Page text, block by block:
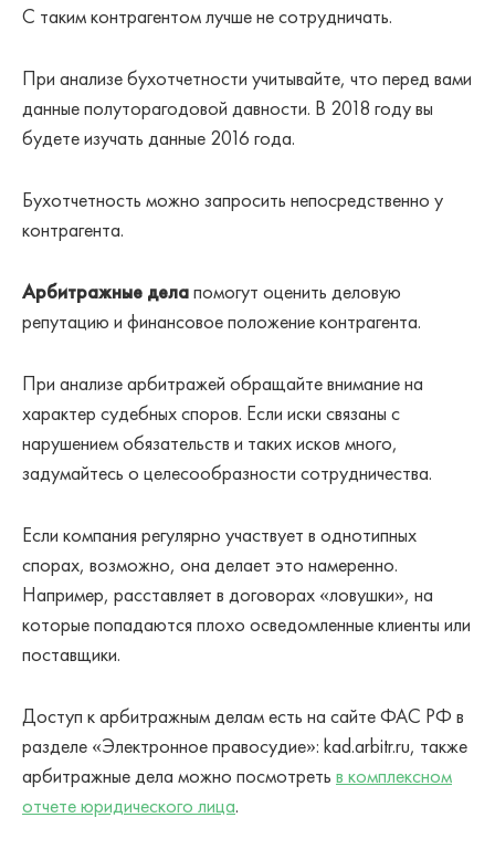
С таким контрагентом лучше не сотрудничать.
При анализе бухотчетности учитывайте, что перед вами
данные полуторагодовой давности. В 2018 году вы
будете изучать данные 2016 года.
Бухотчетность можно запросить непосредственно у
контрагента.
Арбитражные делапомогут оценить деловую
репутацию и финансовое положение контрагента.
При анализе арбитражей обращайте внимание на
характер судебных споров. Если иски связаны с
нарушением обязательств и таких исков много,
задумайтесь о целесообразности сотрудничества.
Если компания регулярно участвует в однотипных
спорах, возможно, она делает это намеренно.
Например, расставляет в договорах «ловушки», на
которые попадаются плохо осведомленные клиенты или
поставщики.
Доступ к арбитражным делам есть на сайте ФАС РФ в
разделе «Электронное правосудие»: kad.arbitr.ru, также
арбитражные дела можно посмотреть в комплексном
отчете юридического лица.